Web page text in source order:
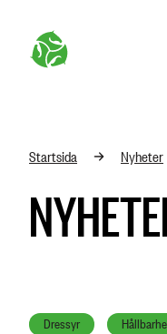
Startsida Nyheter
Dressyr